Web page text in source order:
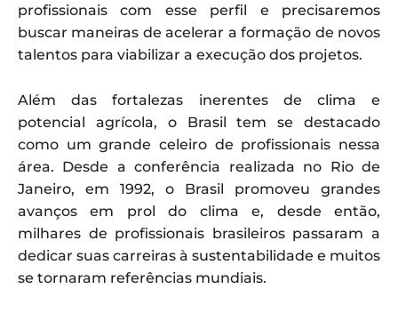
profissionais com esse perfil e precisaremos
buscar maneiras de acelerar a formação de novos
talentos para viabilizar a execução dos projetos.
Além das fortalezas inerentes de clima e
potencial agrícola, o Brasil tem se destacado
como um grande celeiro de profissionais nessa
área. Desde a conferência realizada no Rio de
Janeiro, em 1992, o Brasil promoveu grandes
avanços em prol do clima e, desde então,
milhares de profissionais brasileiros passaram a
dedicar suas carreiras à sustentabilidade e muitos
se tornaram referências mundiais.